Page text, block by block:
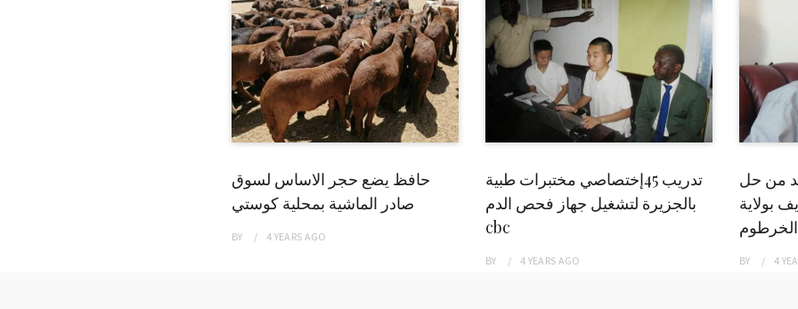
حافظ يضع حجر الاساس لسوق
صادر الماشية بمحلية كوستي
BY 4 YEARS AGO
تدريب 45إختصاصي مختبرات طبية
بالجزيرة لتشغيل جهاز فحص الدم
cbc
BY 4 YEARS AGO
من حل
بولاية
الخرطوم
BY 4